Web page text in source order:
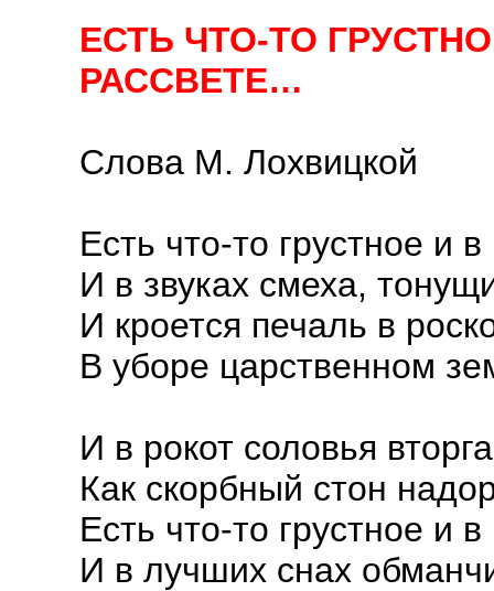
ЕСТЬ ЧТО-ТО
РАССВЕТЕ…
Слова М. Лохвицкой
Есть что-то грустное и
И в звуках смеха,
И кроется печаль в
В уборе царственном
И в рокот соловья
Как скорбный стон
Есть что-то грустное и
И в лучших снах